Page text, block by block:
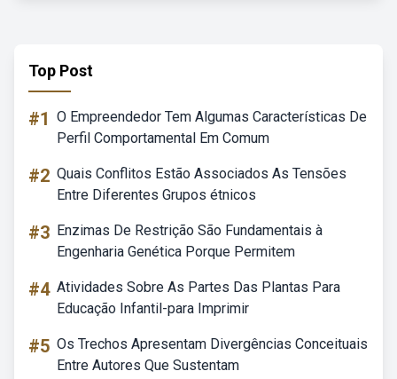
Top Post
#1 O Empreendedor Tem Algumas Características De
Perfil Comportamental Em Comum
#2 Quais Conflitos Estão Associados As Tensões
Entre Diferentes Grupos étnicos
#3 Enzimas De Restrição São Fundamentais à
Engenharia Genética Porque Permitem
#4 Atividades Sobre As Partes Das Plantas Para
Educação Infantil-para Imprimir
#5 Os Trechos Apresentam Divergências Conceituais
Entre Autores Que Sustentam